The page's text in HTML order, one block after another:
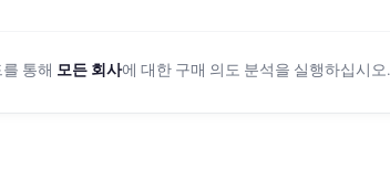
통해 모든 회사에 대한 구매 의도 분석을 실행하십시오.